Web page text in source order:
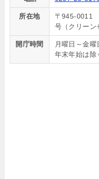
所在地
〒945-0011
号（クリーン
開庁時間
月曜日～金
年末年始は除